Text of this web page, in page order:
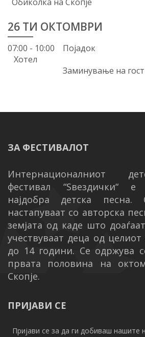
26 ТИ ОКТОМВРИ
07:00 - 10:00
Хотел
Заминување на
ЗА ФЕСТИВАЛОТ
Интернационалниот
фестивал “Ѕвездички“
најдобра детска песна.
настапуваат со авторска
земјата од каде што
учествуваат деца од
до 14 години. Се одржува
првата половина на
Скопје.
ПРИЈАВИ СЕ
Пријави се за да ги добиваш нашите